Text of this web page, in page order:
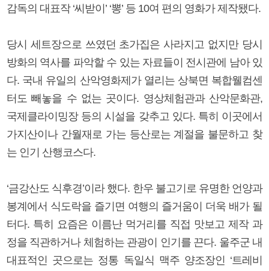
감독의 대표작 ‘씨받이’ ‘뽕’ 등 10여 편의 영화가 제작됐다.
당시 세트장으로 쓰였던 초가집은 사라지고 없지만 당시
방화의 역사를 파악할 수 있는 자료들이 전시관에 남아 있
다. 국내 유일의 산악영화제가 열리는 상북면 복합웰컴센
터도 빼놓을 수 없는 곳이다. 영상체험관과 산악문화관,
국제클라이밍장 등의 시설을 갖추고 있다. 특히 이곳에서
가지산이나 간월재로 가는 등산로는 계절을 불문하고 찾
는 인기 산행코스다.
‘금강산도 식후경’이라 했다. 한우 불고기로 유명한 언양과
봉계에서 식도락을 즐기면 여행의 즐거움이 더욱 배가 될
터다. 특히 요즘은 이름난 먹거리를 직접 맛보고 제작 과
정을 직관하거나 체험하는 관광이 인기를 끈다. 울주군 내
대표적인 곳으로는 정통 독일식 맥주 양조장인 ‘트레비